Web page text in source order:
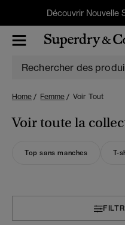
Découvrir Nouvelle
Home Femme Voir Tout
Voir toute la
Top sans manches T-